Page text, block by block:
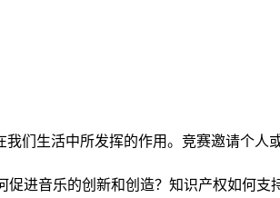
我们生活中所发挥的作用。竞赛邀请个人
进音乐的创新和创造？知识产权如何支